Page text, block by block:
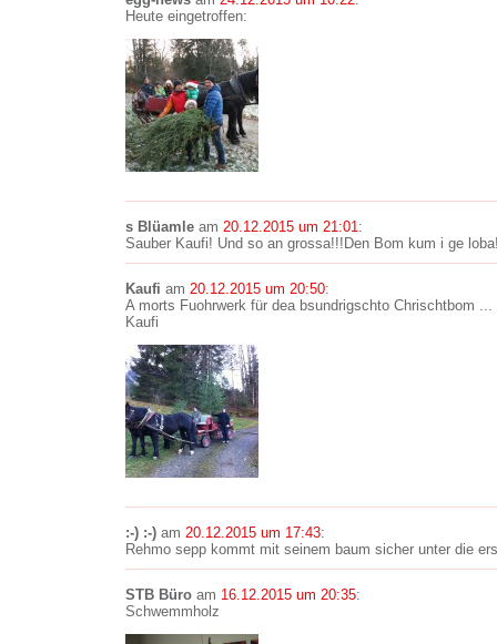
Heute eingetroffen:
s Blüamle am 20.12.2015 um 21:01:
Sauber Kaufi! Und so an grossa!!!Den Bom kum i ge
Kaufi am 20.12.2015 um 20:50:
A morts Fuohrwerk für dea bsundrigschto Chrischtbom ...
Kaufi
:-) :-) am 20.12.2015 um 17:43:
Rehmo sepp kommt mit seinem baum sicher unter die
STB Büro am 16.12.2015 um 20:35:
Schwemmholz